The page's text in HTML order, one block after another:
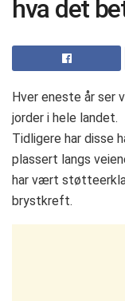
hva det
Hver eneste år ser
jorder i hele landet.
Tidligere har disse
plassert langs
har vært
brystkreft.